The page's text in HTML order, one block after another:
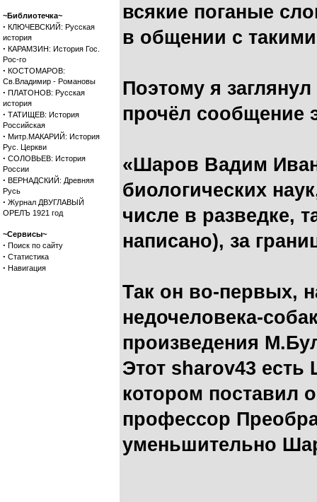
~Библиотечка~
· КЛЮЧЕВСКИЙ: Русская
история
· КАРАМЗИН: История Гос.
Рос-го
· КОСТОМАРОВ:
Св.Владимир - Романовы
· ПЛАТОНОВ: Русская
история
· ТАТИЩЕВ: История
Российская
· Митр.МАКАРИЙ: История
Рус. Церкви
· СОЛОВЬЕВ: История
России
· ВЕРНАДСКИЙ: Древняя
Русь
· Журнал ДВУГЛАВЫЙ
ОРЕЛЪ 1921 год
~Сервисы~
· Поиск по сайту
· Статистика
· Навигация
всякие поганые
в общении с
Поэтому я
прочёл сообщение
«Шаров Вадим
биологических
числе в разведке,
написано), за
Так он во-первых,
недочеловека-
произведения
Этот sharov43
котором поставил
профессор
уменьшительно